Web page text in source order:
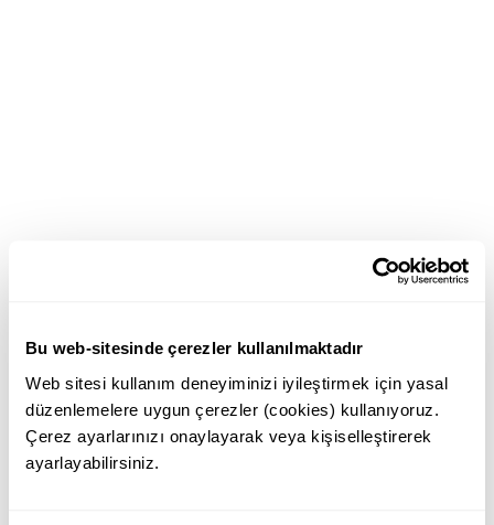
Bu web-sitesinde çerezler kullanılmaktadır
Web sitesi kullanım deneyiminizi iyileştirmek için yasal
düzenlemelere uygun çerezler (cookies) kullanıyoruz.
Çerez ayarlarınızı onaylayarak veya kişiselleştirerek
ayarlayabilirsiniz.